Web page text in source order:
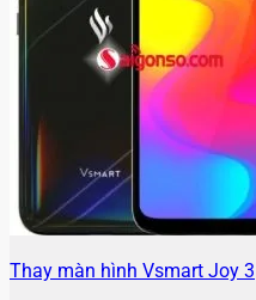
Thay màn hình Vsmart Joy 3